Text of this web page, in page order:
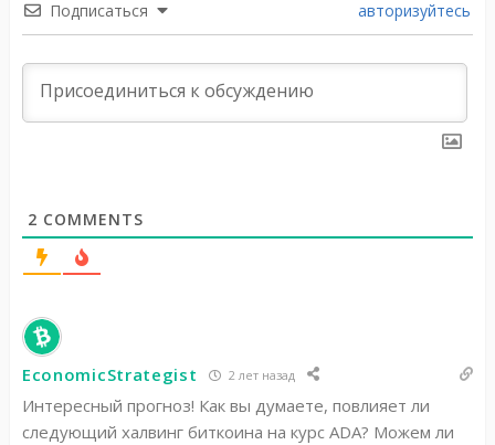
Подписаться авторизуйтесь
2 COMMENTS
EconomicStrategist 2 лет назад
Интересный прогноз! Как вы думаете, повлияет ли
следующий халвинг биткоина на курс ADA? Можем ли